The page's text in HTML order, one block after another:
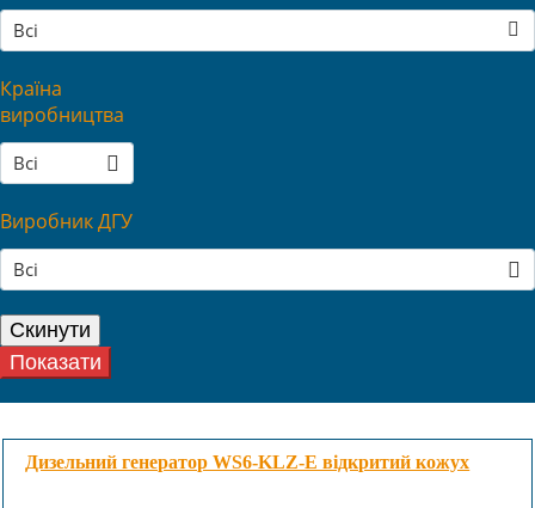
Всі
Країна
виробництва
Всі
Виробник ДГУ
Всі
Дизельний генератор WS6-KLZ-E відкритий кожух